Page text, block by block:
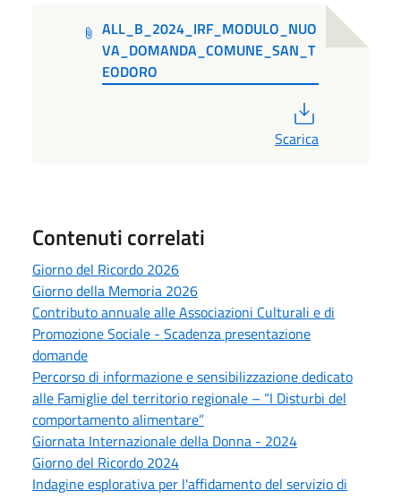
ALL_B_2024_IRF_MODULO_NUO
VA_DOMANDA_COMUNE_SAN_T
EODORO
Scarica
Contenuti correlati
Giorno del Ricordo 2026
Giorno della Memoria 2026
Contributo annuale alle Associazioni Culturali e di
Promozione Sociale - Scadenza presentazione
domande
Percorso di informazione e sensibilizzazione dedicato
alle Famiglie del territorio regionale – “I Disturbi del
comportamento alimentare”
Giornata Internazionale della Donna - 2024
Giorno del Ricordo 2024
Indagine esplorativa per l'affidamento del servizio di